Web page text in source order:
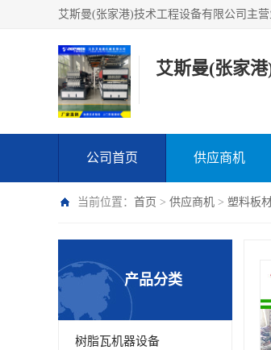
艾斯曼(张家
公司首页 供应商机
当前位置： 首页 > 供应商机 > 塑料板
产品分类
树脂瓦机器设备